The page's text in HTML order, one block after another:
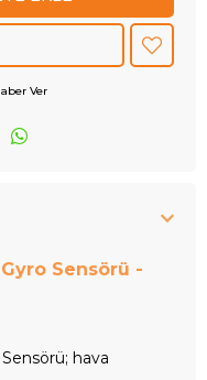
Ver
Sensörü -
; hava